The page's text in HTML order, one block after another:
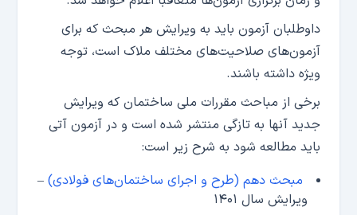
داوطلبان آزمون باید به ویرایش هر مبحث که برای
آزمون‌های صلاحیت‌های مختلف ملاک است، توجه
ویژه داشته باشند.
برخی از مباحث مقررات ملی ساختمان که ویرایش
جدید آنها به تازگی منتشر شده است و در آزمون آتی
باید مطالعه شود به شرح زیر است:
مبحث دهم (طرح و اجرای ساختمان‌های فولادی) –
ویرایش سال ۱۴۰۱